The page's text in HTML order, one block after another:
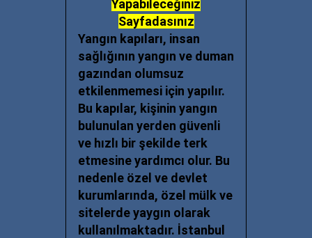
Yapabileceğiniz
Sayfadasınız
Yangın kapıları, insan
sağlığının yangın ve duman
gazından olumsuz
etkilenmemesi için yapılır.
Bu kapılar, kişinin yangın
bulunulan yerden güvenli
ve hızlı bir şekilde terk
etmesine yardımcı olur. Bu
nedenle özel ve devlet
kurumlarında, özel mülk ve
sitelerde yaygın olarak
kullanılmaktadır. İstanbul